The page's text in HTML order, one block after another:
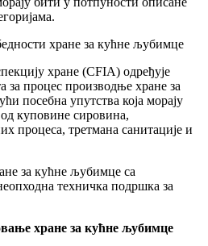
хране за кућне љубимце
хране (CFIA) одређује
за процес производње хране за
посебна упутства која морају
куповине сировина,
процеса, третмана санитације и
за кућне љубимце са
техничка подршка за
хране за кућне љубимце